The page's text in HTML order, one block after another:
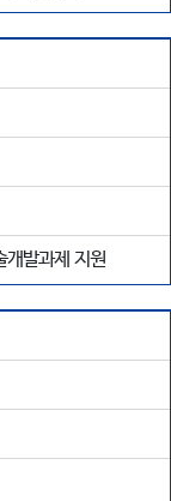
개발과제 지원